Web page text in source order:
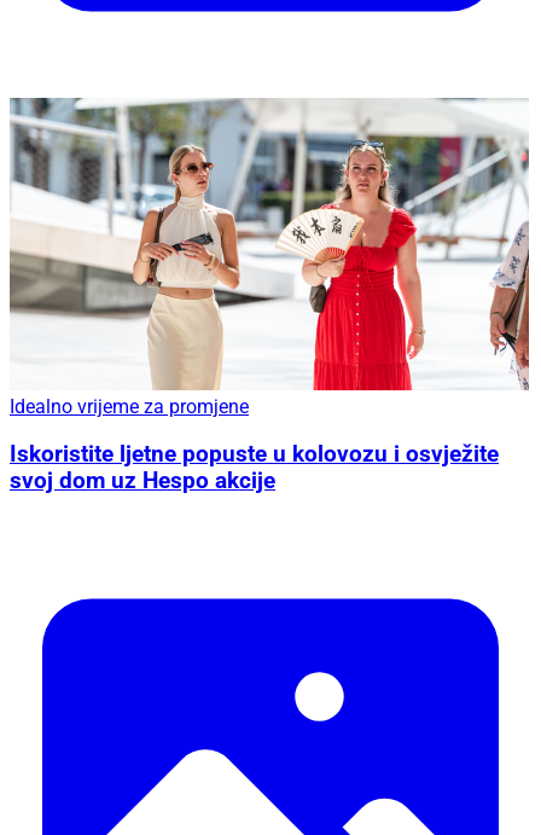
Idealno vrijeme za promjene
Iskoristite ljetne popuste u kolovozu i osvježite
svoj dom uz Hespo akcije